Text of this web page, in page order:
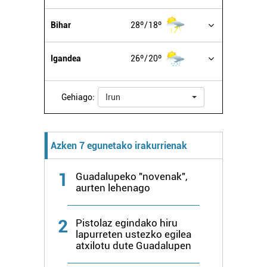
buruzko informazio gehiago eta ezarri zure lehentasunak
datuen atalean. Edozein unetan alda edo ken dezakezu
zure baimena Cookieen adierazpenean.
fitxategiak erabiltzen ditu. Zure esperientzia eta
zerbitzuak hobetzeko asmoz, cookie teknologiaz
baliatzen gara. Ohar hau onartuz gero, teknologia hori
erabiltzeko baimen esplizitua ematen diguzu.Gehiago
Bihar 28º 18º
Igandea 26º 20º
Gehiago: Irun
Azken 7 egunetako irakurrienak
1
Guadalupeko "novenak",
aurten lehenago
2
Pistolaz egindako hiru
lapurreten ustezko egilea
atxilotu dute Guadalupen